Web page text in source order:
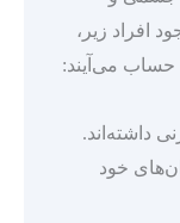
افراد زیر،
خود